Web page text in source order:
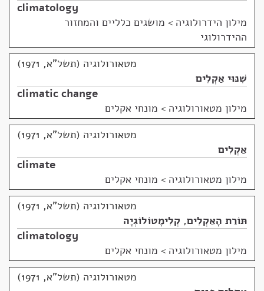
climatology
מילון הידרולוגיה > מושגים כלליים והמחזור
ההידרולוגי
מטאורולוגיה (תשל"א, 1971)
שִׁנּוּי אַקְלִים
climatic change
מילון מטאורולוגיה > מונחי אקלים
מטאורולוגיה (תשל"א, 1971)
אַקְלִים
climate
מילון מטאורולוגיה > מונחי אקלים
מטאורולוגיה (תשל"א, 1971)
תּוֹרַת הָאַקְלִים, קְלִימָטוֹלוֹגְיָה
climatology
מילון מטאורולוגיה > מונחי אקלים
מטאורולוגיה (תשל"א, 1971)